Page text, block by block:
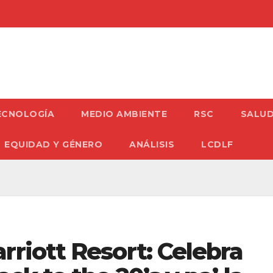
MEDIO AMBIENTE RSC
EQUIDAD Y GÉNERO ANÁLISIS LCDLF
Resort: Celebra